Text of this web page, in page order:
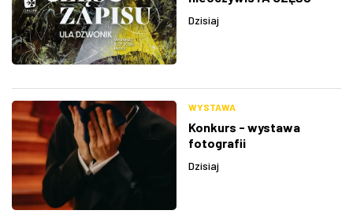
Dzisiaj
WYSTAWA
Konkurs - wystawa
fotografii
Dzisiaj